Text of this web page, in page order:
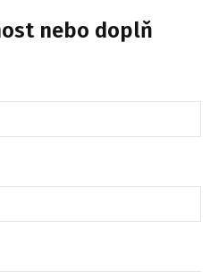
nebo doplň